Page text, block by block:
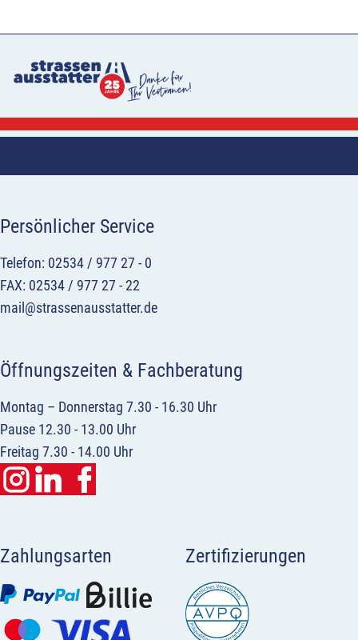
Persönlicher Service
Telefon: 02534 / 977 27 - 0
FAX: 02534 / 977 27 - 22
mail@strassenausstatter.de
Öffnungszeiten & Fachberatung
Montag – Donnerstag 7.30 - 16.30 Uhr
Pause 12.30 - 13.00 Uhr
Freitag 7.30 - 14.00 Uhr
Zahlungsarten Zertifizierungen